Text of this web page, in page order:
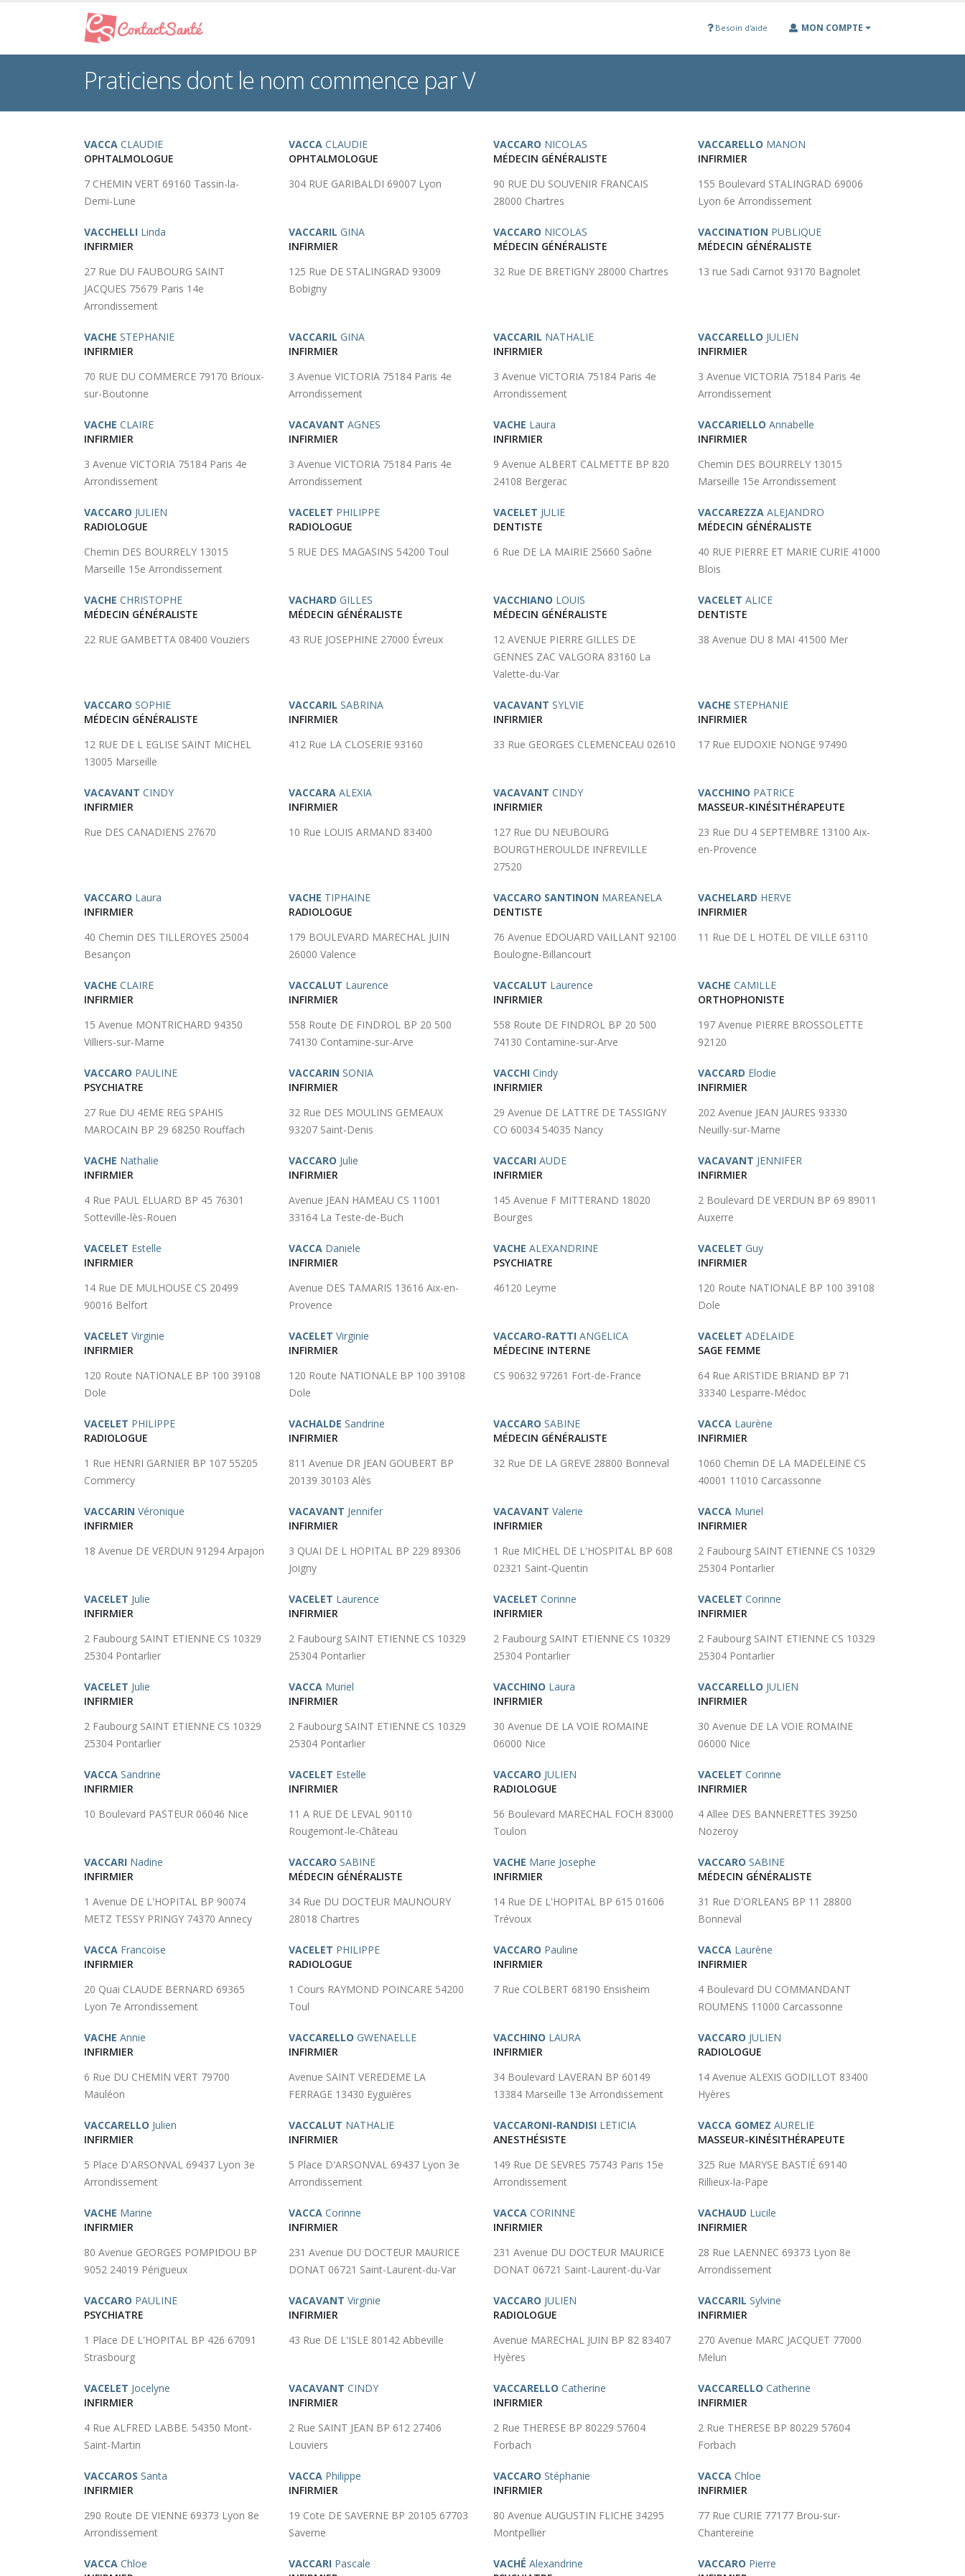
Besoin d'aide MON COMPTE
Praticiens dont le nom commence par V
VACCA CLAUDIE
OPHTALMOLOGUE
7 CHEMIN VERT 69160 Tassin-la-
Demi-Lune
VACCA CLAUDIE
OPHTALMOLOGUE
304 RUE GARIBALDI 69007 Lyon
VACCARO NICOLAS
MÉDECIN GÉNÉRALISTE
90 RUE DU SOUVENIR FRANCAIS
28000 Chartres
VACCARELLO MANON
INFIRMIER
155 Boulevard STALINGRAD 69006
Lyon 6e Arrondissement
VACCHELLI Linda
INFIRMIER
27 Rue DU FAUBOURG SAINT
JACQUES 75679 Paris 14e
Arrondissement
VACCARIL GINA
INFIRMIER
125 Rue DE STALINGRAD 93009
Bobigny
VACCARO NICOLAS
MÉDECIN GÉNÉRALISTE
32 Rue DE BRETIGNY 28000 Chartres
VACCINATION PUBLIQUE
MÉDECIN GÉNÉRALISTE
13 rue Sadi Carnot 93170 Bagnolet
VACHE STEPHANIE
INFIRMIER
70 RUE DU COMMERCE 79170 Brioux-
sur-Boutonne
VACCARIL GINA
INFIRMIER
3 Avenue VICTORIA 75184 Paris 4e
Arrondissement
VACCARIL NATHALIE
INFIRMIER
3 Avenue VICTORIA 75184 Paris 4e
Arrondissement
VACCARELLO JULIEN
INFIRMIER
3 Avenue VICTORIA 75184 Paris 4e
Arrondissement
VACHE CLAIRE
INFIRMIER
3 Avenue VICTORIA 75184 Paris 4e
Arrondissement
VACAVANT AGNES
INFIRMIER
3 Avenue VICTORIA 75184 Paris 4e
Arrondissement
VACHE Laura
INFIRMIER
9 Avenue ALBERT CALMETTE BP 820
24108 Bergerac
VACCARIELLO Annabelle
INFIRMIER
Chemin DES BOURRELY 13015
Marseille 15e Arrondissement
VACCARO JULIEN
RADIOLOGUE
Chemin DES BOURRELY 13015
Marseille 15e Arrondissement
VACELET PHILIPPE
RADIOLOGUE
5 RUE DES MAGASINS 54200 Toul
VACELET JULIE
DENTISTE
6 Rue DE LA MAIRIE 25660 Saône
VACCAREZZA ALEJANDRO
MÉDECIN GÉNÉRALISTE
40 RUE PIERRE ET MARIE CURIE 41000
Blois
VACHE CHRISTOPHE
MÉDECIN GÉNÉRALISTE
22 RUE GAMBETTA 08400 Vouziers
VACHARD GILLES
MÉDECIN GÉNÉRALISTE
43 RUE JOSEPHINE 27000 Évreux
VACCHIANO LOUIS
MÉDECIN GÉNÉRALISTE
12 AVENUE PIERRE GILLES DE
GENNES ZAC VALGORA 83160 La
Valette-du-Var
VACELET ALICE
DENTISTE
38 Avenue DU 8 MAI 41500 Mer
VACCARO SOPHIE
MÉDECIN GÉNÉRALISTE
12 RUE DE L EGLISE SAINT MICHEL
13005 Marseille
VACCARIL SABRINA
INFIRMIER
412 Rue LA CLOSERIE 93160
VACAVANT SYLVIE
INFIRMIER
33 Rue GEORGES CLEMENCEAU 02610
VACHE STEPHANIE
INFIRMIER
17 Rue EUDOXIE NONGE 97490
VACAVANT CINDY
INFIRMIER
Rue DES CANADIENS 27670
VACCARA ALEXIA
INFIRMIER
10 Rue LOUIS ARMAND 83400
VACAVANT CINDY
INFIRMIER
127 Rue DU NEUBOURG
BOURGTHEROULDE INFREVILLE
27520
VACCHINO PATRICE
MASSEUR-KINÉSITHÉRAPEUTE
23 Rue DU 4 SEPTEMBRE 13100 Aix-
en-Provence
VACCARO Laura
INFIRMIER
40 Chemin DES TILLEROYES 25004
Besançon
VACHE TIPHAINE
RADIOLOGUE
179 BOULEVARD MARECHAL JUIN
26000 Valence
VACCARO SANTINON MAREANELA
DENTISTE
76 Avenue EDOUARD VAILLANT 92100
Boulogne-Billancourt
VACHELARD HERVE
INFIRMIER
11 Rue DE L HOTEL DE VILLE 63110
VACHE CLAIRE
INFIRMIER
15 Avenue MONTRICHARD 94350
Villiers-sur-Marne
VACCALUT Laurence
INFIRMIER
558 Route DE FINDROL BP 20 500
74130 Contamine-sur-Arve
VACCALUT Laurence
INFIRMIER
558 Route DE FINDROL BP 20 500
74130 Contamine-sur-Arve
VACHE CAMILLE
ORTHOPHONISTE
197 Avenue PIERRE BROSSOLETTE
92120
VACCARO PAULINE
PSYCHIATRE
27 Rue DU 4EME REG SPAHIS
MAROCAIN BP 29 68250 Rouffach
VACCARIN SONIA
INFIRMIER
32 Rue DES MOULINS GEMEAUX
93207 Saint-Denis
VACCHI Cindy
INFIRMIER
29 Avenue DE LATTRE DE TASSIGNY
CO 60034 54035 Nancy
VACCARD Elodie
INFIRMIER
202 Avenue JEAN JAURES 93330
Neuilly-sur-Marne
VACHE Nathalie
INFIRMIER
4 Rue PAUL ELUARD BP 45 76301
Sotteville-lès-Rouen
VACCARO Julie
INFIRMIER
Avenue JEAN HAMEAU CS 11001
33164 La Teste-de-Buch
VACCARI AUDE
INFIRMIER
145 Avenue F MITTERAND 18020
Bourges
VACAVANT JENNIFER
INFIRMIER
2 Boulevard DE VERDUN BP 69 89011
Auxerre
VACELET Estelle
INFIRMIER
14 Rue DE MULHOUSE CS 20499
90016 Belfort
VACCA Daniele
INFIRMIER
Avenue DES TAMARIS 13616 Aix-en-
Provence
VACHE ALEXANDRINE
PSYCHIATRE
46120 Leyme
VACELET Guy
INFIRMIER
120 Route NATIONALE BP 100 39108
Dole
VACELET Virginie
INFIRMIER
120 Route NATIONALE BP 100 39108
Dole
VACELET Virginie
INFIRMIER
120 Route NATIONALE BP 100 39108
Dole
VACCARO-RATTI ANGELICA
MÉDECINE INTERNE
CS 90632 97261 Fort-de-France
VACELET ADELAIDE
SAGE FEMME
64 Rue ARISTIDE BRIAND BP 71
33340 Lesparre-Médoc
VACELET PHILIPPE
RADIOLOGUE
1 Rue HENRI GARNIER BP 107 55205
Commercy
VACHALDE Sandrine
INFIRMIER
811 Avenue DR JEAN GOUBERT BP
20139 30103 Alès
VACCARO SABINE
MÉDECIN GÉNÉRALISTE
32 Rue DE LA GREVE 28800 Bonneval
VACCA Laurène
INFIRMIER
1060 Chemin DE LA MADELEINE CS
40001 11010 Carcassonne
VACCARIN Véronique
INFIRMIER
18 Avenue DE VERDUN 91294 Arpajon
VACAVANT Jennifer
INFIRMIER
3 QUAI DE L HOPITAL BP 229 89306
Joigny
VACAVANT Valerie
INFIRMIER
1 Rue MICHEL DE L'HOSPITAL BP 608
02321 Saint-Quentin
VACCA Muriel
INFIRMIER
2 Faubourg SAINT ETIENNE CS 10329
25304 Pontarlier
VACELET Julie
INFIRMIER
2 Faubourg SAINT ETIENNE CS 10329
25304 Pontarlier
VACELET Laurence
INFIRMIER
2 Faubourg SAINT ETIENNE CS 10329
25304 Pontarlier
VACELET Corinne
INFIRMIER
2 Faubourg SAINT ETIENNE CS 10329
25304 Pontarlier
VACELET Corinne
INFIRMIER
2 Faubourg SAINT ETIENNE CS 10329
25304 Pontarlier
VACELET Julie
INFIRMIER
2 Faubourg SAINT ETIENNE CS 10329
25304 Pontarlier
VACCA Muriel
INFIRMIER
2 Faubourg SAINT ETIENNE CS 10329
25304 Pontarlier
VACCHINO Laura
INFIRMIER
30 Avenue DE LA VOIE ROMAINE
06000 Nice
VACCARELLO JULIEN
INFIRMIER
30 Avenue DE LA VOIE ROMAINE
06000 Nice
VACCA Sandrine
INFIRMIER
10 Boulevard PASTEUR 06046 Nice
VACELET Estelle
INFIRMIER
11 A RUE DE LEVAL 90110
Rougemont-le-Château
VACCARO JULIEN
RADIOLOGUE
56 Boulevard MARECHAL FOCH 83000
Toulon
VACELET Corinne
INFIRMIER
4 Allee DES BANNERETTES 39250
Nozeroy
VACCARI Nadine
INFIRMIER
1 Avenue DE L'HOPITAL BP 90074
METZ TESSY PRINGY 74370 Annecy
VACCARO SABINE
MÉDECIN GÉNÉRALISTE
34 Rue DU DOCTEUR MAUNOURY
28018 Chartres
VACHE Marie Josephe
INFIRMIER
14 Rue DE L'HOPITAL BP 615 01606
Trévoux
VACCARO SABINE
MÉDECIN GÉNÉRALISTE
31 Rue D'ORLEANS BP 11 28800
Bonneval
VACCA Francoise
INFIRMIER
20 Quai CLAUDE BERNARD 69365
Lyon 7e Arrondissement
VACELET PHILIPPE
RADIOLOGUE
1 Cours RAYMOND POINCARE 54200
Toul
VACCARO Pauline
INFIRMIER
7 Rue COLBERT 68190 Ensisheim
VACCA Laurène
INFIRMIER
4 Boulevard DU COMMANDANT
ROUMENS 11000 Carcassonne
VACHE Annie
INFIRMIER
6 Rue DU CHEMIN VERT 79700
Mauléon
VACCARELLO GWENAELLE
INFIRMIER
Avenue SAINT VEREDEME LA
FERRAGE 13430 Eyguières
VACCHINO LAURA
INFIRMIER
34 Boulevard LAVERAN BP 60149
13384 Marseille 13e Arrondissement
VACCARO JULIEN
RADIOLOGUE
14 Avenue ALEXIS GODILLOT 83400
Hyères
VACCARELLO Julien
INFIRMIER
5 Place D'ARSONVAL 69437 Lyon 3e
Arrondissement
VACCALUT NATHALIE
INFIRMIER
5 Place D'ARSONVAL 69437 Lyon 3e
Arrondissement
VACCARONI-RANDISI LETICIA
ANESTHÉSISTE
149 Rue DE SEVRES 75743 Paris 15e
Arrondissement
VACCA GOMEZ AURELIE
MASSEUR-KINÉSITHÉRAPEUTE
325 Rue MARYSE BASTIÉ 69140
Rillieux-la-Pape
VACHE Marine
INFIRMIER
80 Avenue GEORGES POMPIDOU BP
9052 24019 Périgueux
VACCA Corinne
INFIRMIER
231 Avenue DU DOCTEUR MAURICE
DONAT 06721 Saint-Laurent-du-Var
VACCA CORINNE
INFIRMIER
231 Avenue DU DOCTEUR MAURICE
DONAT 06721 Saint-Laurent-du-Var
VACHAUD Lucile
INFIRMIER
28 Rue LAENNEC 69373 Lyon 8e
Arrondissement
VACCARO PAULINE
PSYCHIATRE
1 Place DE L'HOPITAL BP 426 67091
Strasbourg
VACAVANT Virginie
INFIRMIER
43 Rue DE L'ISLE 80142 Abbeville
VACCARO JULIEN
RADIOLOGUE
Avenue MARECHAL JUIN BP 82 83407
Hyères
VACCARIL Sylvine
INFIRMIER
270 Avenue MARC JACQUET 77000
Melun
VACELET Jocelyne
INFIRMIER
4 Rue ALFRED LABBE. 54350 Mont-
Saint-Martin
VACAVANT CINDY
INFIRMIER
2 Rue SAINT JEAN BP 612 27406
Louviers
VACCARELLO Catherine
INFIRMIER
2 Rue THERESE BP 80229 57604
Forbach
VACCARELLO Catherine
INFIRMIER
2 Rue THERESE BP 80229 57604
Forbach
VACCAROS Santa
INFIRMIER
290 Route DE VIENNE 69373 Lyon 8e
Arrondissement
VACCA Philippe
INFIRMIER
19 Cote DE SAVERNE BP 20105 67703
Saverne
VACCARO Stéphanie
INFIRMIER
80 Avenue AUGUSTIN FLICHE 34295
Montpellier
VACCA Chloe
INFIRMIER
77 Rue CURIE 77177 Brou-sur-
Chantereine
VACCA Chloe
VACCARI Pascale
VACHÉ Alexandrine
VACCARO Pierre